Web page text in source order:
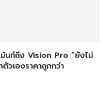
ท์ถึง Vision Pro “ยังไม่
วเองราคาถูกกว่า